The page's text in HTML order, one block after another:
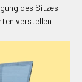
des Sitzes
verstellen